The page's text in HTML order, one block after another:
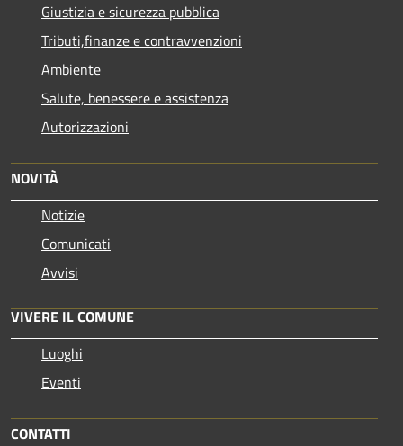
Giustizia e sicurezza pubblica
Tributi,finanze e contravvenzioni
Ambiente
Salute, benessere e assistenza
Autorizzazioni
NOVITÀ
Notizie
Comunicati
Avvisi
VIVERE IL COMUNE
Luoghi
Eventi
CONTATTI